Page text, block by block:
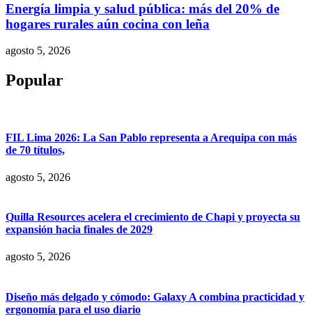
Energía limpia y salud pública: más del 20% de
hogares rurales aún cocina con leña
agosto 5, 2026
Popular
FIL Lima 2026: La San Pablo representa a Arequipa con más
de 70 títulos,
agosto 5, 2026
Quilla Resources acelera el crecimiento de Chapi y proyecta su
expansión hacia finales de 2029
agosto 5, 2026
Diseño más delgado y cómodo: Galaxy A combina practicidad y
ergonomía para el uso diario